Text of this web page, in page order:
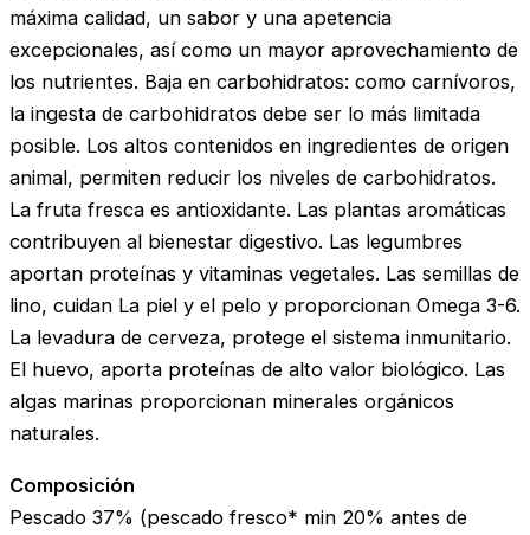
máxima calidad, un sabor y una apetencia
excepcionales, así como un mayor aprovechamiento de
los nutrientes. Baja en carbohidratos: como carnívoros,
la ingesta de carbohidratos debe ser lo más limitada
posible. Los altos contenidos en ingredientes de origen
animal, permiten reducir los niveles de carbohidratos.
La fruta fresca es antioxidante. Las plantas aromáticas
contribuyen al bienestar digestivo. Las legumbres
aportan proteínas y vitaminas vegetales. Las semillas de
lino, cuidan La piel y el pelo y proporcionan Omega 3-6.
La levadura de cerveza, protege el sistema inmunitario.
El huevo, aporta proteínas de alto valor biológico. Las
algas marinas proporcionan minerales orgánicos
naturales.
Composición
Pescado 37% (pescado fresco* min 20% antes de